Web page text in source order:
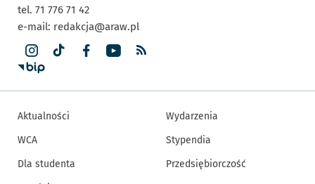
tel. 71 776 71 42
e-mail: redakcja@araw.pl
Aktualności
WCA
Dla studenta
Wydarzenia
Stypendia
Przedsiębiorczość